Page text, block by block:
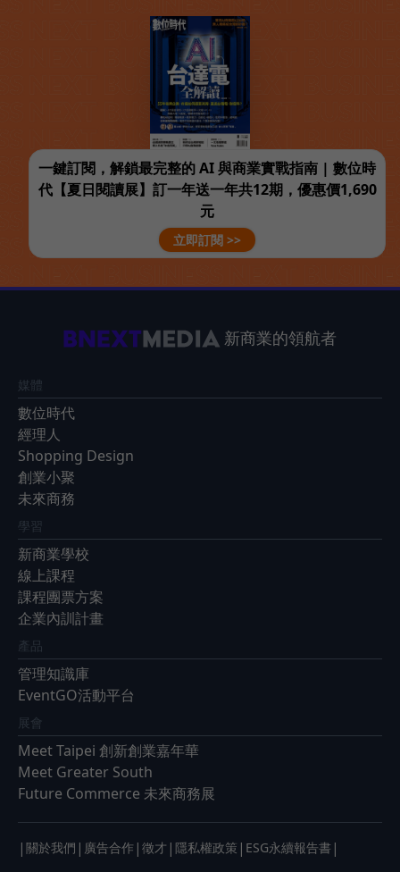
一鍵訂閱，解鎖最完整的 AI 與商業實戰指南 | 數位時
代【夏日閱讀展】訂一年送一年共12期，優惠價1,690
元
立即訂閱 >>
新商業的領航者
媒體
數位時代
經理人
Shopping Design
創業小聚
未來商務
學習
新商業學校
線上課程
課程團票方案
企業內訓計畫
產品
管理知識庫
EventGO活動平台
展會
Meet Taipei 創新創業嘉年華
Meet Greater South
Future Commerce 未來商務展
| 關於我們 | 廣告合作 | 徵才 | 隱私權政策 | ESG永續報告書 |